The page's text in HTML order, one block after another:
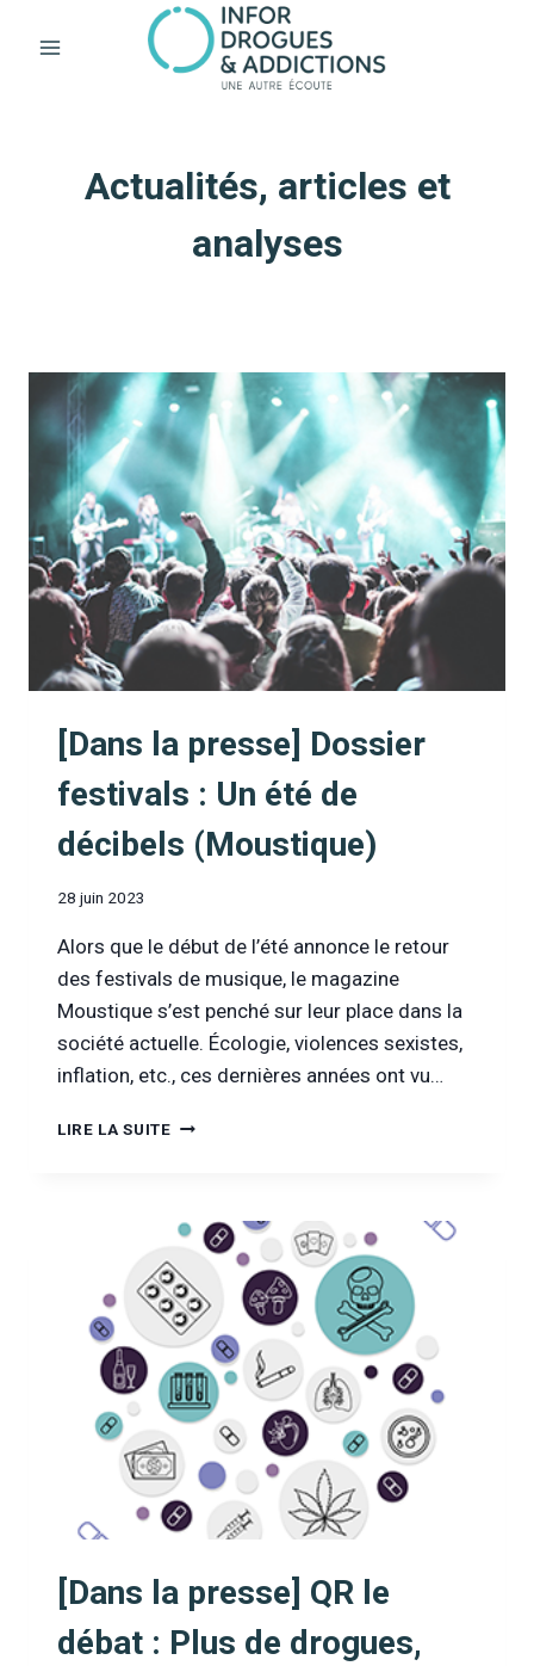
Actualités, articles et
analyses
[Dans la presse] Dossier
festivals : Un été de
décibels (Moustique)
28 juin 2023
Alors que le début de l’été annonce le retour
des festivals de musique, le magazine
Moustique s’est penché sur leur place dans la
société actuelle. Écologie, violences sexistes,
inflation, etc., ces dernières années ont vu…
LIRE LA SUITE[DANS
FESTIVALS
UN
ÉTÉ
DE
DÉCIBELS
(MOUSTIQUE)
[Dans la presse] QR le
débat : Plus de drogues,